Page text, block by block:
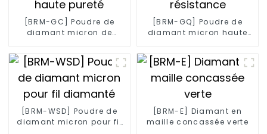
[BRM-GC] Poudre de
diamant micron de
[BRM-GQ] Poudre de
diamant micron haute
[BRM-WSD] Poudre de
diamant micron pour fil
[BRM-E] Diamant en
maille concassée verte